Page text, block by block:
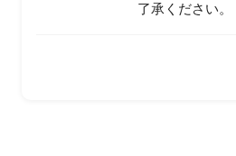
了承ください。